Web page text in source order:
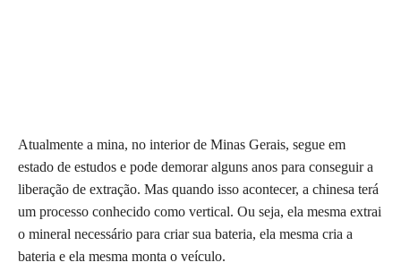
Atualmente a mina, no interior de Minas Gerais, segue em
estado de estudos e pode demorar alguns anos para conseguir a
liberação de extração. Mas quando isso acontecer, a chinesa terá
um processo conhecido como vertical. Ou seja, ela mesma extrai
o mineral necessário para criar sua bateria, ela mesma cria a
bateria e ela mesma monta o veículo.